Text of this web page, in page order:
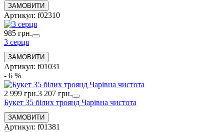
Артикул: f02310
985 грн.
3 серця
Артикул: f01031
- 6 %
2 999 грн.3 207 грн.
Букет 35 білих троянд Чарівна чистота
Артикул: f01381